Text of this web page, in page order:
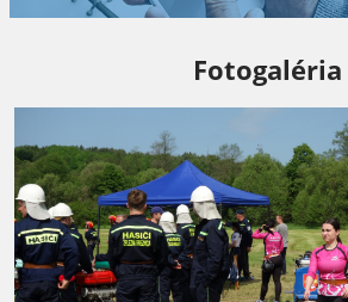
Fotogaléria